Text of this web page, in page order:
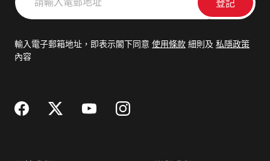
輸
郵
輸入電子郵箱地址，即表示閣下同意 使用條款 細則及 私隱政策
內容